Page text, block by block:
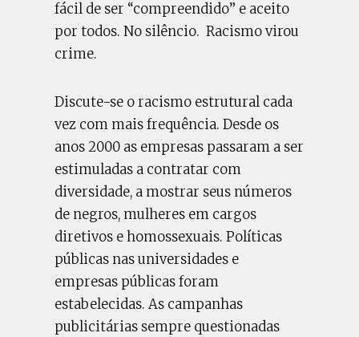
fácil de ser “compreendido” e aceito
por todos. No silêncio. Racismo virou
crime.
Discute-se o racismo estrutural cada
vez com mais frequência. Desde os
anos 2000 as empresas passaram a ser
estimuladas a contratar com
diversidade, a mostrar seus números
de negros, mulheres em cargos
diretivos e homossexuais. Políticas
públicas nas universidades e
empresas públicas foram
estabelecidas. As campanhas
publicitárias sempre questionadas